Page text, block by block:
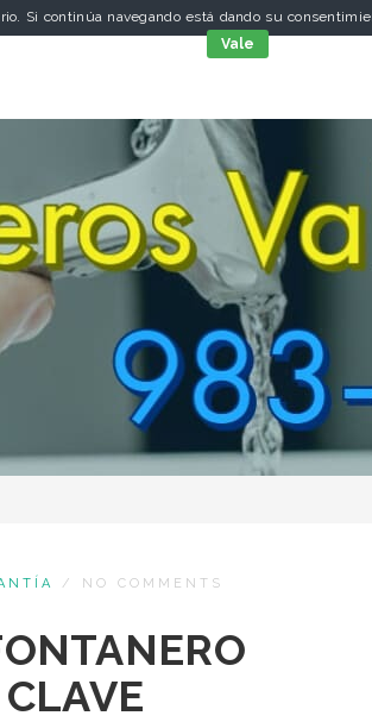
/ NO COMMENTS
Si continúa navegando está dando su
Vale